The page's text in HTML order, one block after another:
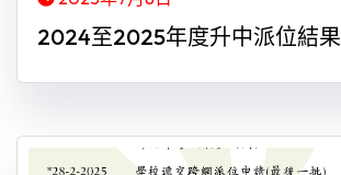
2024至2025年度升中派位結果